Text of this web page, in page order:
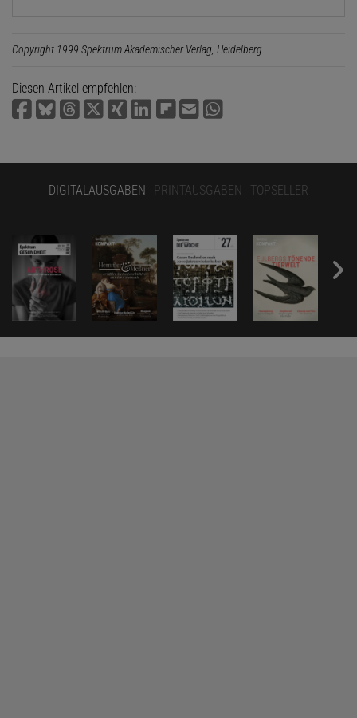
Copyright 1999 Spektrum Akademischer Verlag, Heidelberg
Diesen Artikel empfehlen:
DIGITALAUSGABEN PRINTAUSGABEN TOPSELLER